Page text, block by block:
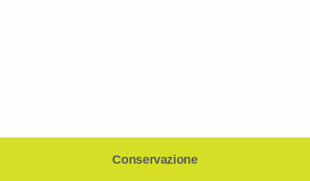
Conservazione